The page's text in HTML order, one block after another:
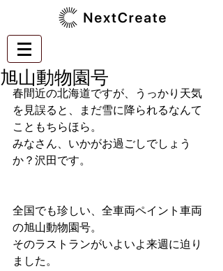
旭山動物園号
春間近の北海道ですが、うっかり天気
を見誤ると、まだ雪に降られるなんて
こともちらほら。
みなさん、いかがお過ごしでしょう
か？沢田です。
全国でも珍しい、全車両ペイント車両
の旭山動物園号。
そのラストランがいよいよ来週に迫り
ました。